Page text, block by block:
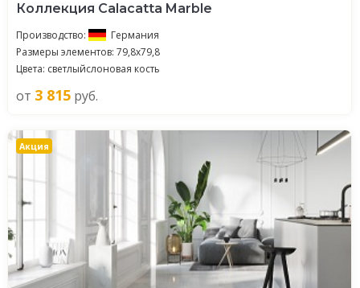
Коллекция Calacatta Marble
Производство:
Германия
Размеры элементов: 79,8x79,8
Цвета: светлыйслоновая кость
от 3 815 руб.
Акция